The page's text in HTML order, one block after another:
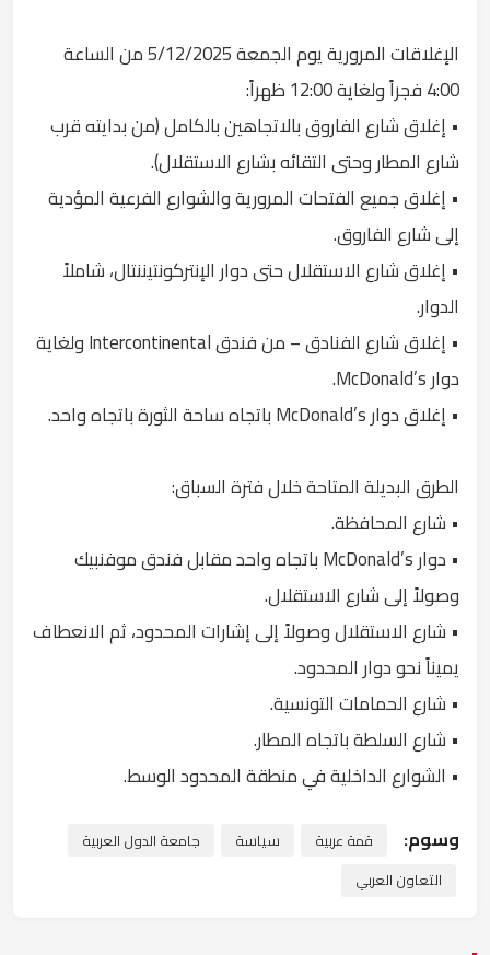
الإغلاقات المرورية يوم الجمعة 5/12/2025 من الساعة
4:00 فجراً ولغاية 12:00 ظهراً:
• إغلاق شارع الفاروق بالاتجاهين بالكامل (من بدايته قرب
شارع المطار وحتى التقائه بشارع الاستقلال).
• إغلاق جميع الفتحات المرورية والشوارع الفرعية المؤدية
إلى شارع الفاروق.
• إغلاق شارع الاستقلال حتى دوار الإنتركونتيننتال، شاملاً
الدوار.
• إغلاق شارع الفنادق – من فندق Intercontinental ولغاية
دوار McDonald’s.
• إغلاق دوار McDonald’s باتجاه ساحة الثورة باتجاه واحد.
الطرق البديلة المتاحة خلال فترة السباق:
• شارع المحافظة.
• دوار McDonald’s باتجاه واحد مقابل فندق موفنبيك
وصولاً إلى شارع الاستقلال.
• شارع الاستقلال وصولاً إلى إشارات المحدود، ثم الانعطاف
يميناً نحو دوار المحدود.
• شارع الحمامات التونسية.
• شارع السلطة باتجاه المطار.
• الشوارع الداخلية في منطقة المحدود الوسط.
وسوم: قمة عربية سياسة
جامعة الدول العربية
التعاون العربي